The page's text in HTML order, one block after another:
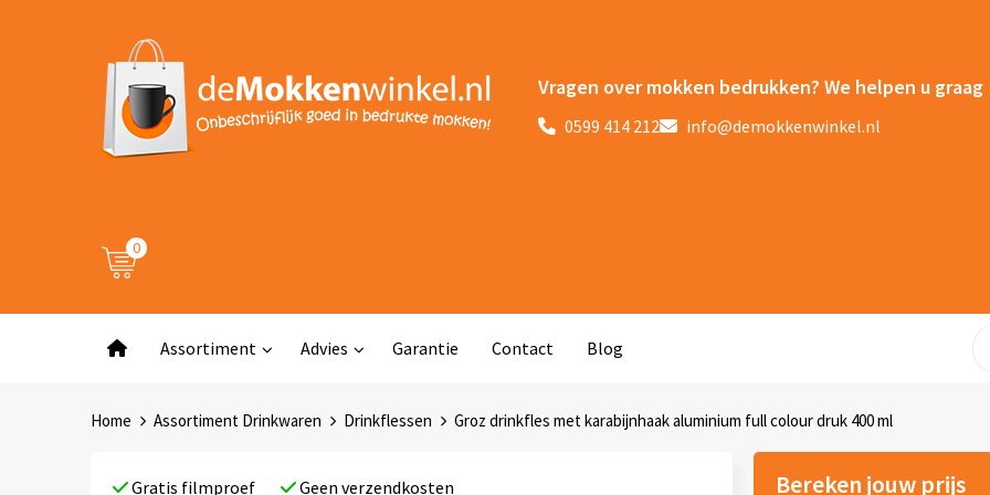
Vragen over mokken bedrukken? We helpen u graag
0599 414 212 info@demokkenwinkel.nl
0
Assortiment Advies Garantie Contact Blog
Home Assortiment Drinkwaren Drinkflessen Groz drinkfles met karabijnhaak aluminium full colour druk 400 ml
Gratis filmproef Geen verzendkosten Bereken jouw prijs